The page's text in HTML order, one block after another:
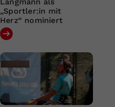
„Sportler:in mit
Herz“ nominiert